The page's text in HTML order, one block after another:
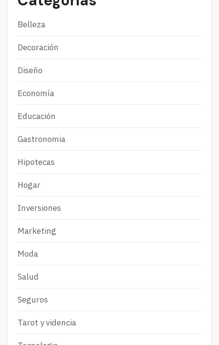
Belleza
Decoración
Diseño
Economía
Educación
Gastronomia
Hipotecas
Hogar
Inversiones
Marketing
Moda
Salud
Seguros
Tarot y videncia